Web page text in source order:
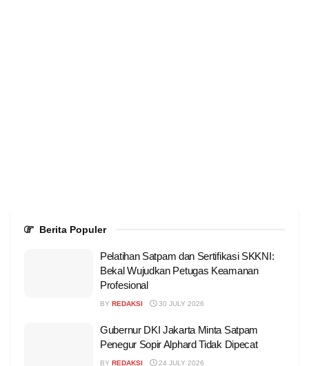
Berita Populer
Pelatihan Satpam dan Sertifikasi SKKNI:
Bekal Wujudkan Petugas Keamanan
Profesional
BY REDAKSI 30 JULY 2026
Gubernur DKI Jakarta Minta Satpam
Penegur Sopir Alphard Tidak Dipecat
BY REDAKSI 24 JULY 2026